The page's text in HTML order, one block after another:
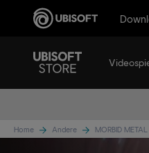
Home Andere MORBID METAL